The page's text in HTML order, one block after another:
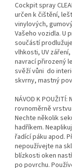
Cockpit spray
určen k čištění,
vinylových,
Vašeho vozidla. U
součástí
vlhkosti, UV
navrací přirozený
svěží vůni do
skvrny, mastný
NÁVOD K
rovnoměrně
Nechte několik
hadříkem.
řadící páku apod.
nepoužívejte na
blízkosti oken
po povrchu.